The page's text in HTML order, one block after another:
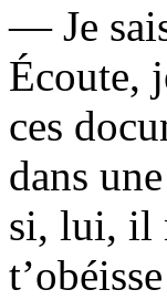
— Je
Écoute,
ces
dans
si, lui, il